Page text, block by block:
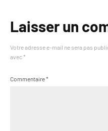
Laisser un
Votre adresse e-mail ne sera pas
avec *
Commentaire*